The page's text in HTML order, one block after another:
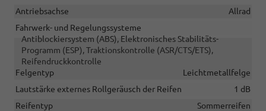
Antriebsachse
Allrad
Fahrwerk- und Regelungssysteme
Antiblockiersystem (ABS), Elektronisches Stabilitäts-
Programm (ESP), Traktionskontrolle (ASR/CTS/ETS),
Reifendruckkontrolle
Felgentyp
Leichtmetallfelge
Lautstärke externes Rollgeräusch der Reifen
1 dB
Reifentyp
Sommerreifen